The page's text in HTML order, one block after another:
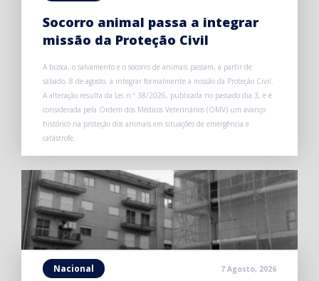
Socorro animal passa a integrar
missão da Proteção Civil
A busca, o salvamento e o socorro de animais passam, a partir de
sábado, 8 de agosto, a integrar formalmente a missão da Proteção Civil.
A alteração resulta da Lei n.º 38/2026, publicada no passado dia 3, e é
considerada pela Ordem dos Médicos Veterinários (OMV) um avanço
histórico na proteção dos animais em situações de emergência e
catástrofe.
Nacional 7 Agosto, 2026